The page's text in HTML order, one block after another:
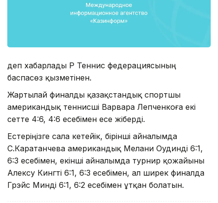
деп хабарлады ҚР Теннис федерациясының
баспасөз қызметінен.
Жартылай финалды қазақстандық спортшы
американдық теннисші Варвара Лепченкоға екі
сетте 4:6, 4:6 есебімен есе жіберді.
Естеріңізге сала кетейік, бірінші айналымда
С.Каратанчева американдық Мелани Оудинді 6:1,
6:3 есебімен, екінші айналымда турнир қожайыны
Алексу Кингті 6:1, 6:3 есебімен, ал ширек финалда
Грэйс Минді 6:1, 6:2 есебімен ұтқан болатын.